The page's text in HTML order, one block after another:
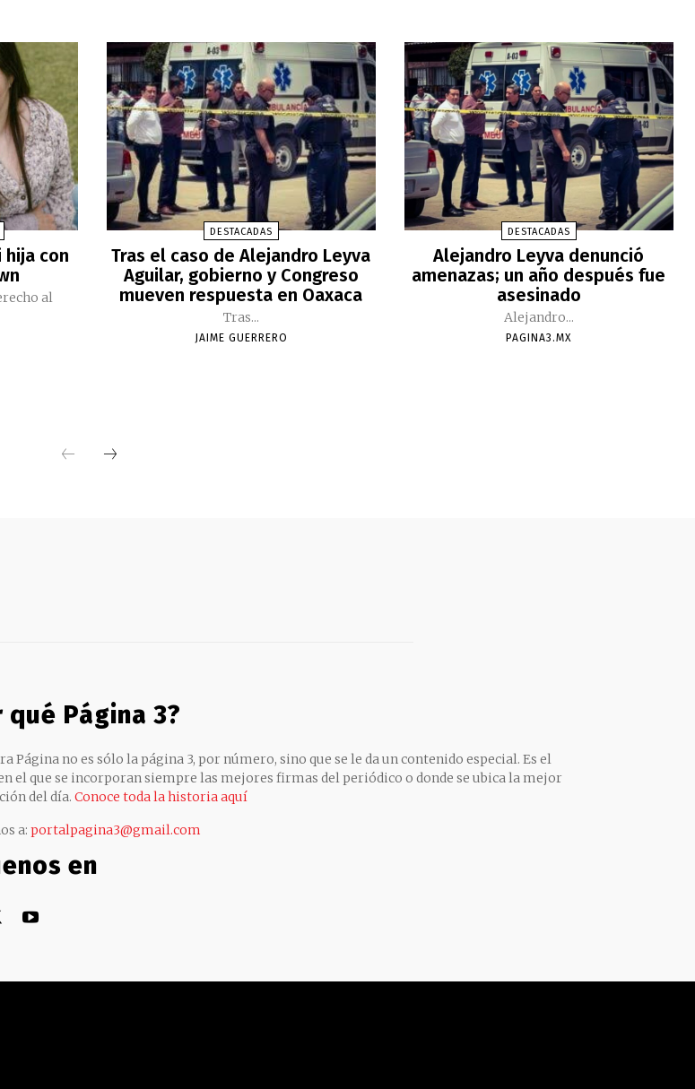
hija con
al
DESTACADAS
Tras el caso de Alejandro Leyva
Aguilar, gobierno y Congreso
mueven respuesta en Oaxaca
Tras...
JAIME GUERRERO
DESTACADAS
Alejandro Leyva denunció
amenazas; un año después fue
asesinado
Alejandro...
PAGINA3.MX
qué Página 3?
Página no es sólo la página 3, por número, sino que se le da un contenido especial. Es el
el que se incorporan siempre las mejores firmas del periódico o donde se ubica la mejor
del día. Conoce toda la historia aquí
a: portalpagina3@gmail.com
en